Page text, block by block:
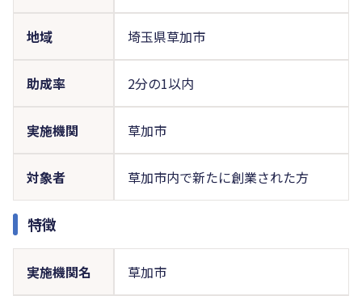
地域 埼玉県草加市
助成率 2分の1以内
実施機関 草加市
対象者 草加市内で新たに創業された方
特徴
実施機関名 草加市